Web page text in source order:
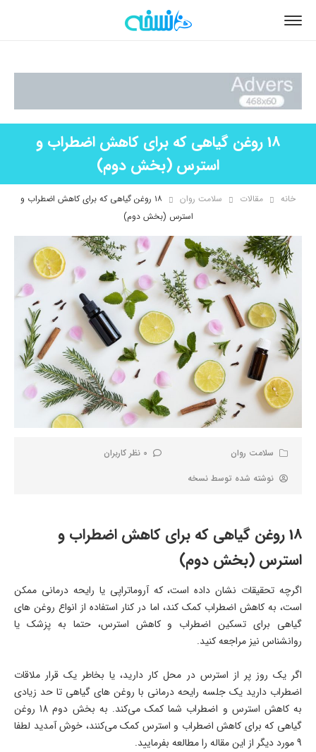
18 روغن گیاهی که برای کاهش اضطراب و
استرس (بخش دوم)
خانه مقالات سلامت روان
۱۸ روغن گیاهی که برای کاهش اضطراب و
استرس (بخش دوم)
سلامت روان
0 نظر کاربران
نوشته شده توسط نسخه
18 روغن گیاهی که برای کاهش اضطراب و
استرس (بخش دوم)
اگرچه تحقیقات نشان داده است، که آروماتراپی یا رایحه درمانی ممکن
است، به کاهش اضطراب کمک کند، اما در کنار استفاده از انواع روغن های
گیاهی برای تسکین اضطراب و کاهش استرس، حتما به پزشک یا
روانشناس نیز مراجعه کنید.
اگر یک روز پر از استرس در محل کار دارید، یا بخاطر یک قرار ملاقات
اضطراب دارید یک جلسه رایحه درمانی با روغن های گیاهی تا حد زیادی
به کاهش استرس و اضطراب شما کمک می‌کند. به بخش دوم 18 روغن
گیاهی که برای کاهش اضطراب و استرس کمک می‌کنند، خوش آمدید لطفا
9 مورد دیگر از این مقاله را مطالعه بفرمایید.